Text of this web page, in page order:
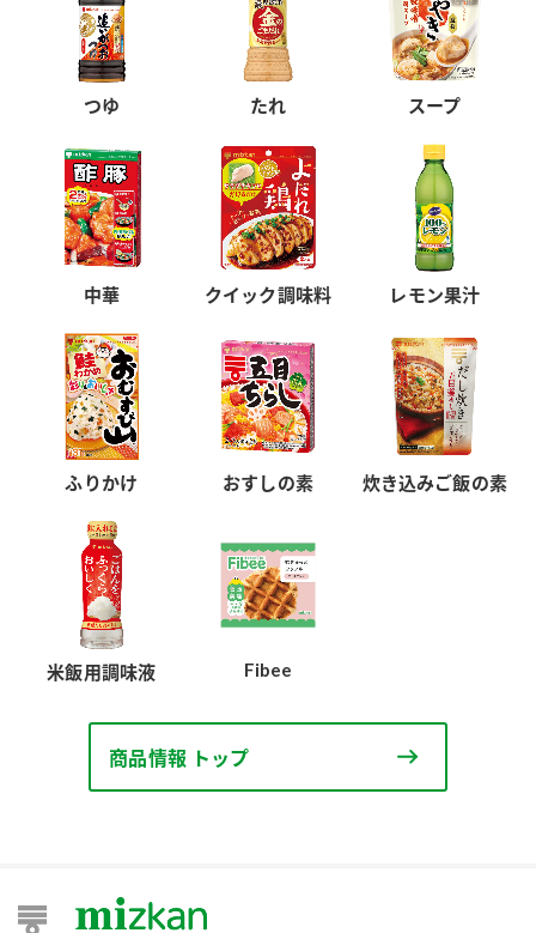
つゆ たれ スープ
中華 クイック調味料 レモン果汁
ふりかけ おすしの素 炊き込みご飯の素
米飯用調味液 Fibee
商品情報 トップ